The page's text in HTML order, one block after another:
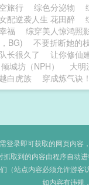
旅行
综色分泌物
配逆袭人生 花田醉
福
综穿美人惊鸿照
BG)
不要折断她的
长很久了
让你修仙
倾城坊（NPH） 大明
白虎族
穿成炼气诀
登录即可获取的网页内容
抓取到的内容由程序自动
（站点内容必须允许游
如内容有违规